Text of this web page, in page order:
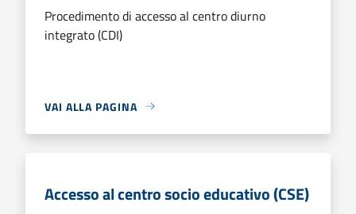
Procedimento di accesso al centro diurno
integrato (CDI)
VAI ALLA PAGINA
Accesso al centro socio educativo (CSE)